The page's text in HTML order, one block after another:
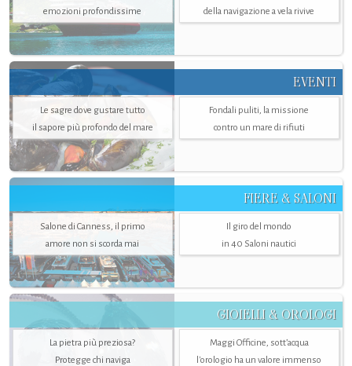
emozioni profondissime
della navigazione a vela rivive
EVENTI
Le sagre dove gustare tutto
il sapore più profondo del mare
Fondali puliti, la missione
contro un mare di rifiuti
FIERE & SALONI
Salone di Canness, il primo
amore non si scorda mai
Il giro del mondo
in 40 Saloni nautici
GIOIELLI & OROLOGI
La pietra più preziosa?
Protegge chi naviga
Maggi Officine, sott’acqua
l'orologio ha un valore immenso